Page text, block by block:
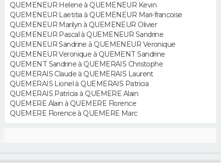
GUIDES D'ACHAT
BONS PLANS
CARTE DE VOEUX
Carte de Noël
Carte Bonne année
Carte Saint-Valentin
Carte Pâques
Carte d'anniversaire
DICTIONNAIRE
Dictionnaire
Biographies
Citations
Expressions
Proverbes
PROGRAMME TV
QUEMENEUR Helene à QUEMENEUR Kevin
QUEMENEUR Laetitia à QUEMENEUR Mari-francoise
QUEMENEUR Marilyn à QUEMENEUR Olivier
QUEMENEUR Pascal à QUEMENEUR Sandrine
QUEMENEUR Sandrine à QUEMENEUR Veronique
QUEMENEUR Veronique à QUEMENT Sandrine
QUEMENT Sandrine à QUEMERAIS Christophe
QUEMERAIS Claude à QUEMERAIS Laurent
QUEMERAIS Lionel à QUEMERAIS Patricia
QUEMERAIS Patricia à QUEMERE Alain
QUEMERE Alain à QUEMERE Florence
QUEMERE Florence à QUEMERE Marc